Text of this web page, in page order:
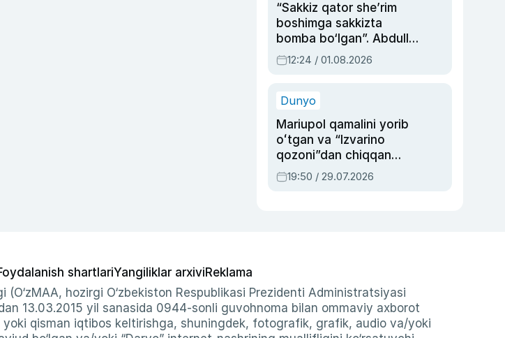
“Sakkiz qator she’rim
boshimga sakkizta
bomba bo‘lgan”. Abdulla
Oripovni siyosiy
ayblovlardan asrab
12:24 / 01.08.2026
Dunyo
Mariupol qamalini yorib
oʻtgan va “Izvarino
qozoni”dan chiqqan
qahramon — Ukraina
armiyasi bosh
19:50 / 29.07.2026
shartlariYangiliklar arxiviReklama
hozirgi O‘zbekiston Respublikasi Prezidenti Administratsiyasi
13.03.2015 yil sanasida 0944-sonli guvohnoma bilan ommaviy axborot
qisman iqtibos keltirishga, shuningdek, fotografik, grafik, audio va/yoki